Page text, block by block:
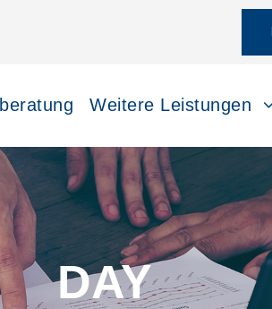
Weitere Leistungen
DAY